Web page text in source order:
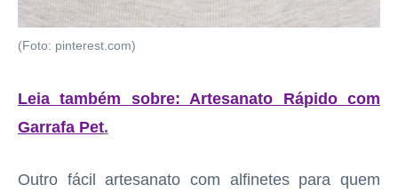
(Foto: pinterest.com)
Leia também sobre: Artesanato Rápido com
Garrafa Pet.
Outro fácil artesanato com alfinetes para quem